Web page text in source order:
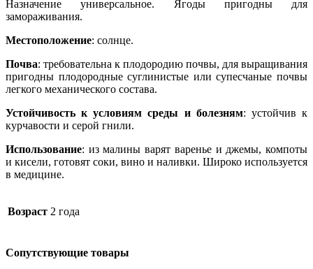
Назначение универсальное. Ягоды пригодны для
замораживания.
Местоположение: солнце.
Почва: требовательна к плодородию почвы, для выращивания
пригодны плодородные суглинистые или супесчаные почвы
легкого механического состава.
Устойчивость к условиям среды и болезням: устойчив к
курчавости и серой гнили.
Использование: из малины варят варенье и джемы, компоты
и кисели, готовят соки, вино и наливки. Широко используется
в медицине.
Возраст 2 года
Сопутствующие товары